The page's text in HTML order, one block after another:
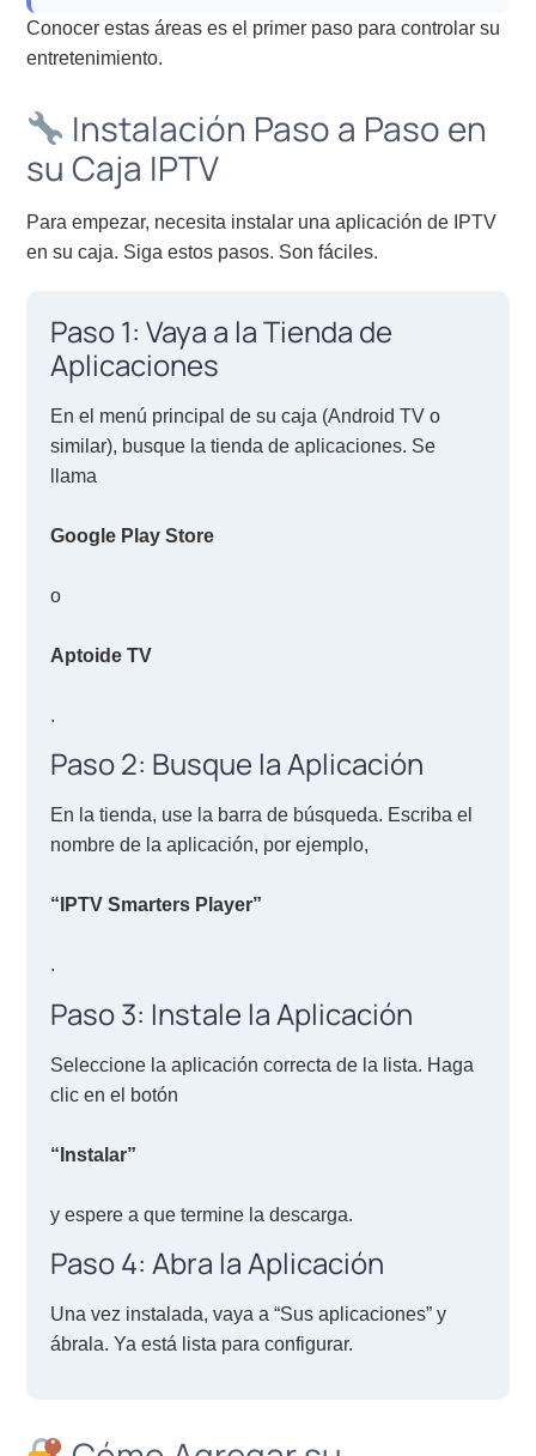
Conocer estas áreas es el primer paso para controlar su
entretenimiento.
Instalación Paso a Paso en
su Caja IPTV
Para empezar, necesita instalar una aplicación de IPTV
en su caja. Siga estos pasos. Son fáciles.
Paso 1: Vaya a la Tienda de
Aplicaciones
En el menú principal de su caja (Android TV o
similar), busque la tienda de aplicaciones. Se
llama
Google Play Store
o
Aptoide TV
.
Paso 2: Busque la Aplicación
En la tienda, use la barra de búsqueda. Escriba el
nombre de la aplicación, por ejemplo,
“IPTV Smarters Player”
.
Paso 3: Instale la Aplicación
Seleccione la aplicación correcta de la lista. Haga
clic en el botón
“Instalar”
y espere a que termine la descarga.
Paso 4: Abra la Aplicación
Una vez instalada, vaya a “Sus aplicaciones” y
ábrala. Ya está lista para configurar.